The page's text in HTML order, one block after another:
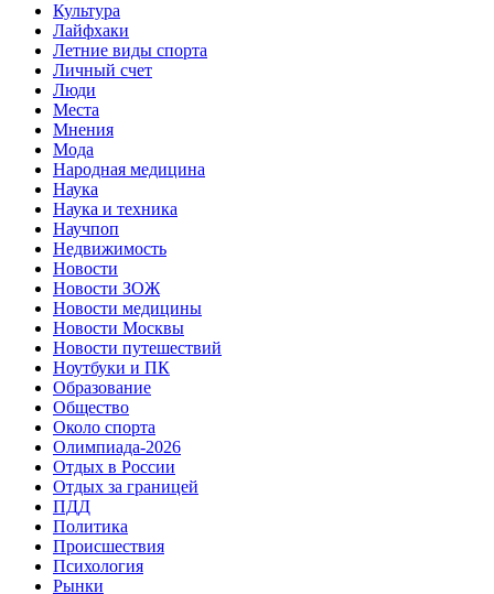
Культура
Лайфхаки
Летние виды спорта
Личный счет
Люди
Места
Мнения
Мода
Народная медицина
Наука
Наука и техника
Научпоп
Недвижимость
Новости
Новости ЗОЖ
Новости медицины
Новости Москвы
Новости путешествий
Ноутбуки и ПК
Образование
Общество
Около спорта
Олимпиада-2026
Отдых в России
Отдых за границей
ПДД
Политика
Происшествия
Психология
Рынки